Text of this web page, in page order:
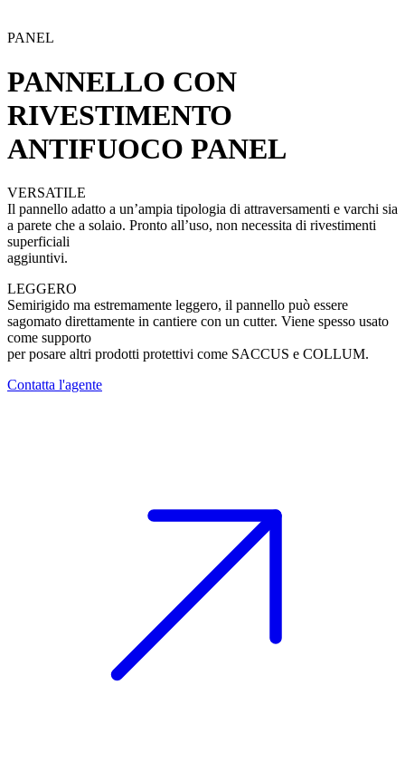
PANEL
PANNELLO CON
RIVESTIMENTO
ANTIFUOCO PANEL
VERSATILE
Il pannello adatto a un’ampia tipologia di attraversamenti e varchi sia
a parete che a solaio. Pronto all’uso, non necessita di rivestimenti
superficiali
aggiuntivi.
LEGGERO
Semirigido ma estremamente leggero, il pannello può essere
sagomato direttamente in cantiere con un cutter. Viene spesso usato
come supporto
per posare altri prodotti protettivi come SACCUS e COLLUM.
Contatta l'agente